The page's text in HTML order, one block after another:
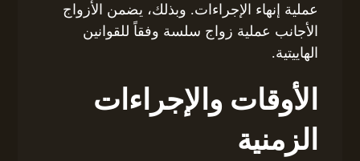
عملية إنهاء الإجراءات. وبذلك، يضمن الأزواج
الأجانب عملية زواج سلسة وفقاً للقوانين
الهاييتية.
الأوقات والإجراءات
الزمنية